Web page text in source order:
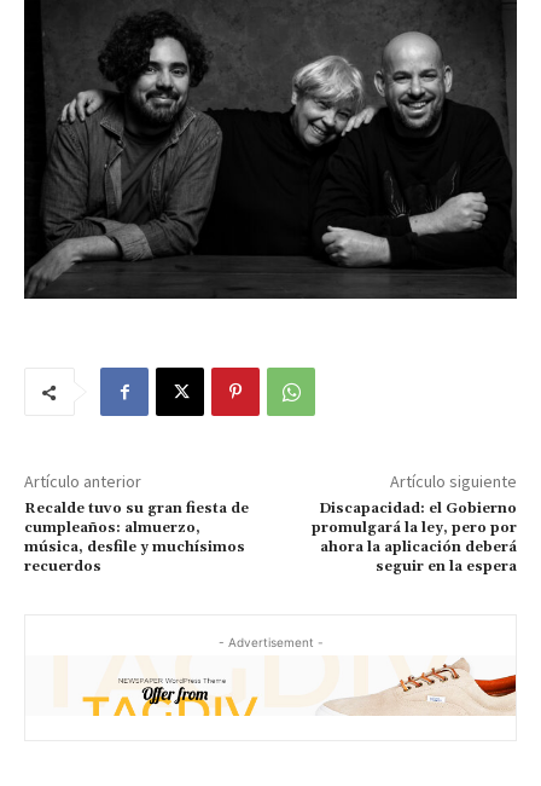
Artículo anterior
Recalde tuvo su gran fiesta de
cumpleaños: almuerzo,
música, desfile y muchísimos
recuerdos
Artículo siguiente
Discapacidad: el Gobierno
promulgará la ley, pero por
ahora la aplicación deberá
seguir en la espera
- Advertisement -